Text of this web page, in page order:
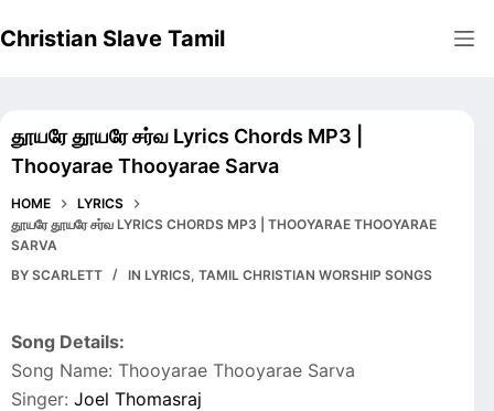
to
Christian Slave Tamil
தூயரே தூயரே சர்வ Lyrics Chords MP3 |
Thooyarae Thooyarae Sarva
HOME
LYRICS
தூயரே தூயரே சர்வ LYRICS CHORDS MP3 | THOOYARAE THOOYARAE
SARVA
BY SCARLETT IN LYRICS,TAMIL CHRISTIAN WORSHIP SONGS
Song Details:
Song Name: Thooyarae Thooyarae Sarva
Singer: Joel Thomasraj